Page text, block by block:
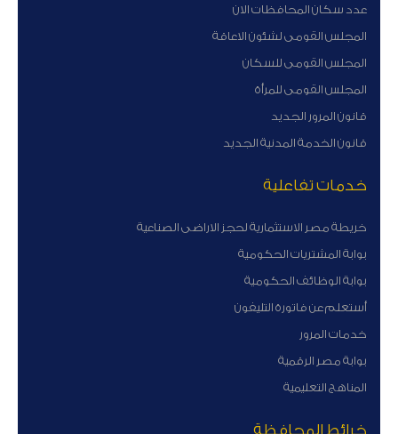
عدد سكان المحافظات الان
المجلس القومى لشئون الاعاقة
المجلس القومى للسكان
المجلس القومى للمرأة
قانون المرور الجديد
قانون الخدمة المدنية الجديد
خدمات تفاعلية
خريطة مصر الاستثمارية لحجز الاراضى الصناعية
بوابة المشتريات الحكومية
بوابة الوظائف الحكومية
أستعلم عن فاتورة التليفون
خدمات المرور
بوابة مصر الرقمية
المناهج التعليمية
خرائط المحافظة